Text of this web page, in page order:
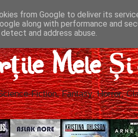
Mele
Fiction, Fantasy, Horror,
from Google to deliver its
along with performance and
and address abuse.